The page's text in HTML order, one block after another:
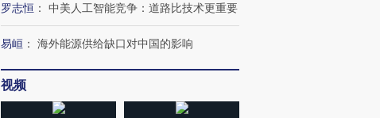
罗志恒 ： 中美人工智能竞争：道路比技术更重要
易峘 ： 海外能源供给缺口对中国的影响
视频